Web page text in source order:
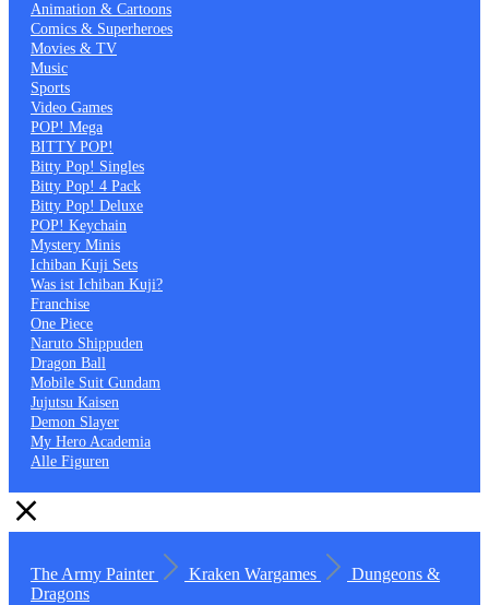
Animation & Cartoons
Comics & Superheroes
Movies & TV
Music
Sports
Video Games
POP! Mega
BITTY POP!
Bitty Pop! Singles
Bitty Pop! 4 Pack
Bitty Pop! Deluxe
POP! Keychain
Mystery Minis
Ichiban Kuji Sets
Was ist Ichiban Kuji?
Franchise
One Piece
Naruto Shippuden
Dragon Ball
Mobile Suit Gundam
Jujutsu Kaisen
Demon Slayer
My Hero Academia
Alle Figuren
The Army Painter Kraken Wargames
Dungeons &
Dragons